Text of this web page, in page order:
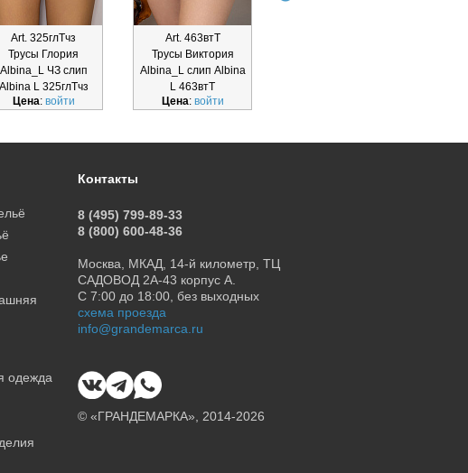
Art. 325глТчз
Трусы Глория
Albina_L ЧЗ слип
Albina L 325глТчз
Цена: войти
Art. 463втТ
Трусы Виктория
Albina_L слип Albina
L 463втТ
Цена: войти
одежда
Контакты
8 (495) 799-89-33
8 (800) 600-48-36
Москва, МКАД, 14-й километр, ТЦ
САДОВОД 2А-43 корпус А.
С 7:00 до 18:00, без выходных
схема проезда
info@grandemarca.ru
© «ГРАНДЕМАРКА», 2014-2026